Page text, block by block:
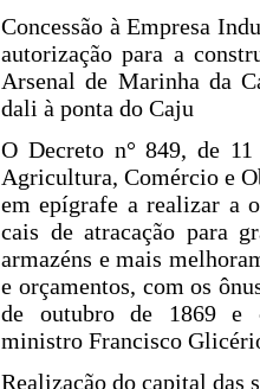
Concessão à Empresa
autorização para a
Arsenal de Marinha da
dali à ponta do Caju
O Decreto n° 849, de
Agricultura, Comércio e
em epígrafe a realizar a
cais de atracação para
armazéns e mais
e orçamentos, com os
de outubro de 1869 e
ministro Francisco
Realização do capital das